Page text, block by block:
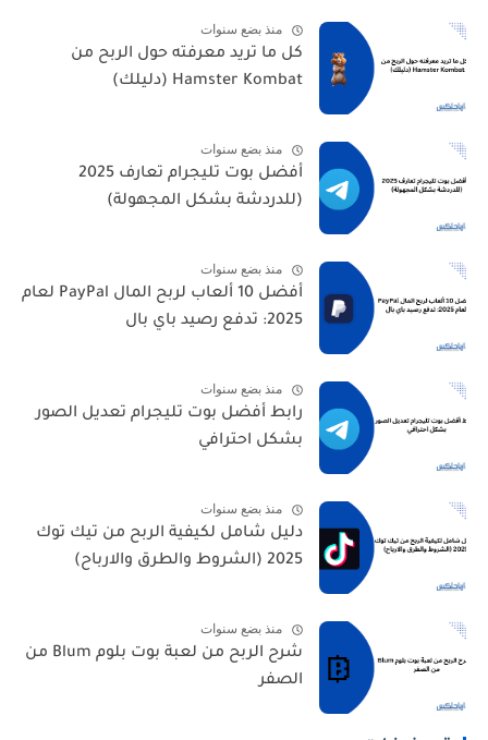
منذ بضع سنوات
كل ما تريد معرفته حول الربح من
Hamster Kombat (دليلك)
منذ بضع سنوات
أفضل بوت تليجرام تعارف 2025
(للدردشة بشكل المجهولة)
منذ بضع سنوات
أفضل 10 ألعاب لربح المال PayPal لعام
2025: تدفع رصيد باي بال
منذ بضع سنوات
رابط أفضل بوت تليجرام تعديل الصور
بشكل احترافي
منذ بضع سنوات
دليل شامل لكيفية الربح من تيك توك
2025 (الشروط والطرق والارباح)
منذ بضع سنوات
شرح الربح من لعبة بوت بلوم Blum من
الصفر